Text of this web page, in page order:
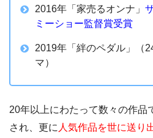
2016年「家売るオンナ」
ミーショー監督賞受賞
2019年「絆のペダル」（
マ）
20年以上にわたって数々の作品
され、更に 人気作品を世に送り